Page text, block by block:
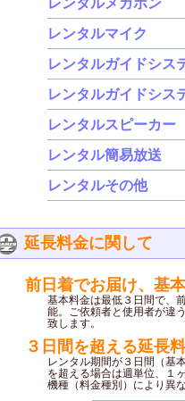
レンタルメガホン
レンタルマイク
レンタルガイドシス
レンタルガイドシス
レンタルスピーカー
レンタル簡易放送
レンタルその他
延長料金に関して
前日着でお届け、基
基本料金は最低３日間で、
能。ご依頼者と使用者が違
致します。
３日間を超える延長
レンタル期間が３日間（基
を超える場合は週単位、１
機種（料金種別）により異な